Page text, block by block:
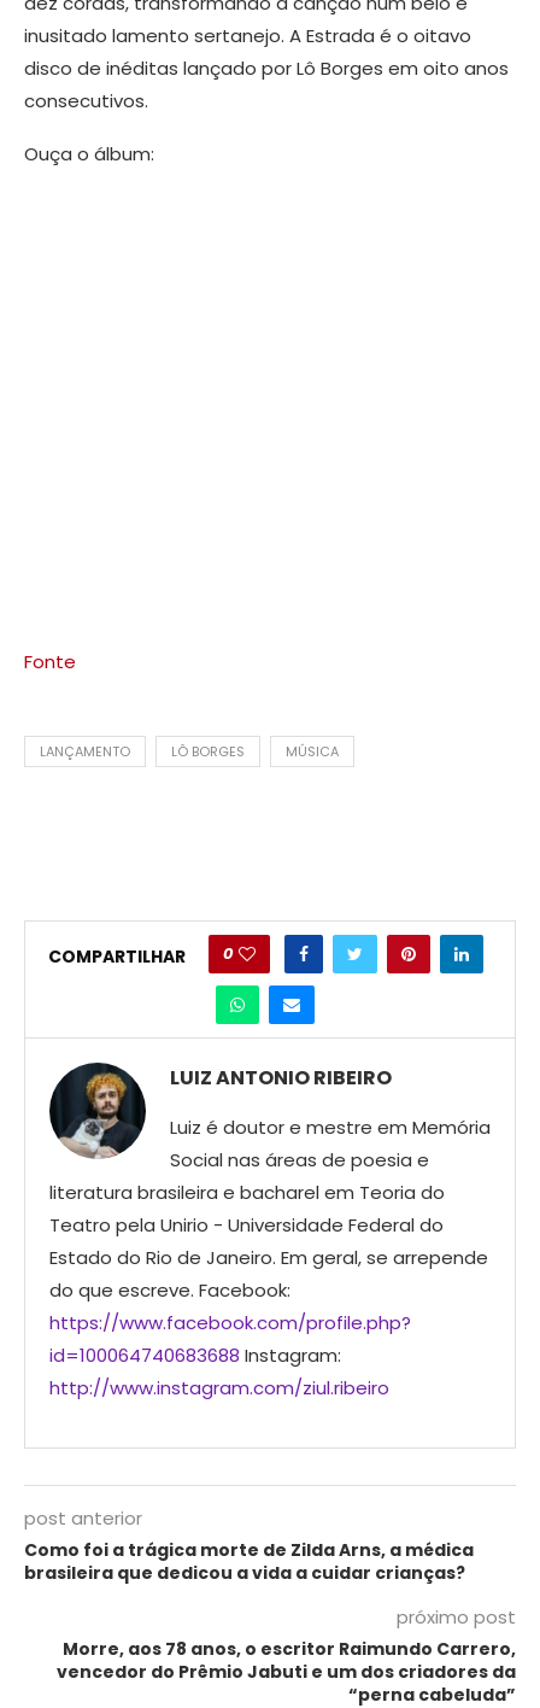
inusitado lamento sertanejo. A Estrada é o oitavo
disco de inéditas lançado por Lô Borges em oito anos
consecutivos.
Ouça o álbum:
Fonte
LANÇAMENTO LÔ BORGES MÚSICA
COMPARTILHAR 0
LUIZ ANTONIO RIBEIRO
Luiz é doutor e mestre em Memória
Social nas áreas de poesia e
literatura brasileira e bacharel em Teoria do
Teatro pela Unirio - Universidade Federal do
Estado do Rio de Janeiro. Em geral, se arrepende
do que escreve. Facebook:
https://www.facebook.com/profile.php?
id=100064740683688 Instagram:
http://www.instagram.com/ziul.ribeiro
post anterior
Como foi a trágica morte de Zilda Arns, a médica
brasileira que dedicou a vida a cuidar crianças?
próximo post
Morre, aos 78 anos, o escritor Raimundo Carrero,
vencedor do Prêmio Jabuti e um dos criadores da
“perna cabeluda”